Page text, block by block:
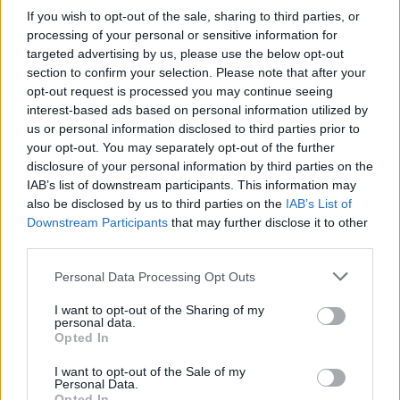
If you wish to opt-out of the sale, sharing to third parties, or
processing of your personal or sensitive information for
targeted advertising by us, please use the below opt-out
section to confirm your selection. Please note that after your
opt-out request is processed you may continue seeing
interest-based ads based on personal information utilized by
us or personal information disclosed to third parties prior to
your opt-out. You may separately opt-out of the further
disclosure of your personal information by third parties on the
IAB’s list of downstream participants. This information may
also be disclosed by us to third parties on the IAB’s List of
Downstream Participants that may further disclose it to other
Please note that this website/app uses one or more Google
not limited to your visit or usage behaviour. You may click to
grant or deny consent to Google and its third-party tags to
use your data for below specified purposes in below Google
consent section.
Personal Data Processing Opt Outs
I want to opt-out of the Sharing of my
personal data.
Opted In
I want to opt-out of the Sale of my
Personal Data.
Edoardo Marchesi · 18 Apr 2026
CALCIO
Barcellona protesta con la Uefa per il
del VAR
Barcellona ha denunciato un errore arbitrale chiave nella
un'indagine sul tocco di mano non…